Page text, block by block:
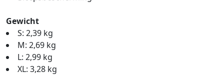
Gewicht
S: 2,39 kg
M: 2,69 kg
L: 2,99 kg
XL: 3,28 kg